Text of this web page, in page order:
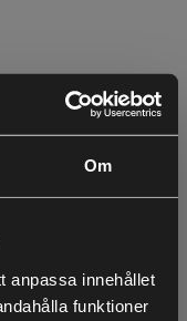
Om
anpassa innehållet
funktioner
i Lagan. Vänligen
årsmodell 2006